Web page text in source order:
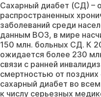
Сахарный диабет (СД) –
распространенных
заболеваний среди
данным ВОЗ, в мире
150 млн. больных СД. К
ожидается более 230
связи с ранней
смертностью от
сахарный диабет во
к числу серьезных